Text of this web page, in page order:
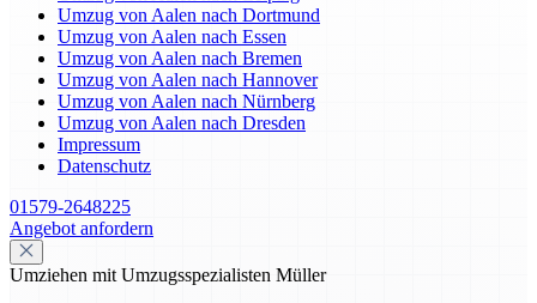
Umzug von Aalen nach Dortmund
Umzug von Aalen nach Essen
Umzug von Aalen nach Bremen
Umzug von Aalen nach Hannover
Umzug von Aalen nach Nürnberg
Umzug von Aalen nach Dresden
Impressum
Datenschutz
01579-2648225
Angebot anfordern
Umziehen mit Umzugsspezialisten Müller